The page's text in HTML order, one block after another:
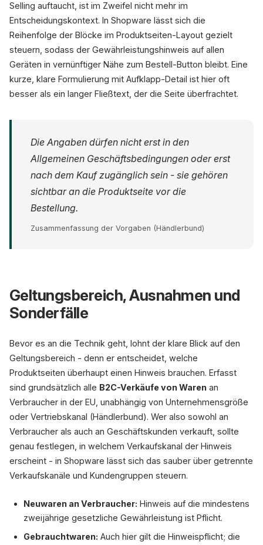
Selling auftaucht, ist im Zweifel nicht mehr im
Entscheidungskontext. In Shopware lässt sich die
Reihenfolge der Blöcke im Produktseiten-Layout gezielt
steuern, sodass der Gewährleistungshinweis auf allen
Geräten in vernünftiger Nähe zum Bestell-Button bleibt. Eine
kurze, klare Formulierung mit Aufklapp-Detail ist hier oft
besser als ein langer Fließtext, der die Seite überfrachtet.
Die Angaben dürfen nicht erst in den
Allgemeinen Geschäftsbedingungen oder erst
nach dem Kauf zugänglich sein - sie gehören
sichtbar an die Produktseite vor die
Bestellung.
Zusammenfassung der Vorgaben (Händlerbund)
Geltungsbereich, Ausnahmen und
Sonderfälle
Bevor es an die Technik geht, lohnt der klare Blick auf den
Geltungsbereich - denn er entscheidet, welche
Produktseiten überhaupt einen Hinweis brauchen. Erfasst
sind grundsätzlich alle B2C-Verkäufe von Waren an
Verbraucher in der EU, unabhängig von Unternehmensgröße
oder Vertriebskanal (Händlerbund). Wer also sowohl an
Verbraucher als auch an Geschäftskunden verkauft, sollte
genau festlegen, in welchem Verkaufskanal der Hinweis
erscheint - in Shopware lässt sich das sauber über getrennte
Verkaufskanäle und Kundengruppen steuern.
Neuwaren an Verbraucher: Hinweis auf die mindestens
zweijährige gesetzliche Gewährleistung ist Pflicht.
Gebrauchtwaren: Auch hier gilt die Hinweispflicht; die